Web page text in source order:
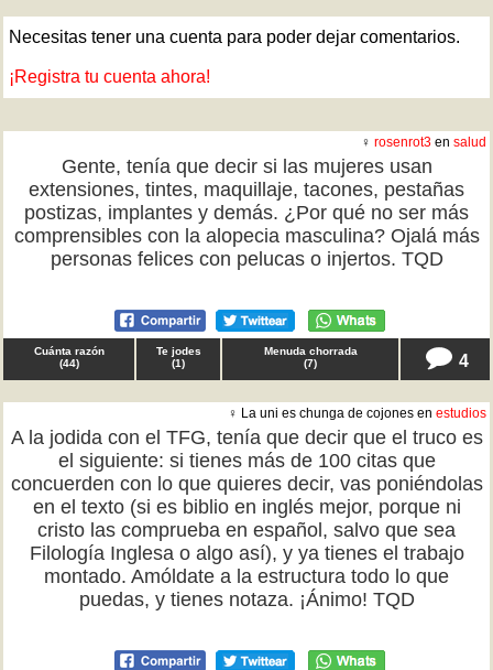
Necesitas tener una cuenta para poder dejar comentarios.
¡Registra tu cuenta ahora!
♀ rosenrot3 en salud
Gente, tenía que decir si las mujeres usan
extensiones, tintes, maquillaje, tacones, pestañas
postizas, implantes y demás. ¿Por qué no ser más
comprensibles con la alopecia masculina? Ojalá más
personas felices con pelucas o injertos. TQD
Cuánta razón
(44)
Te jodes
(1)
Menuda chorrada
(7) 4
♀ La uni es chunga de cojones en estudios
A la jodida con el TFG, tenía que decir que el truco es
el siguiente: si tienes más de 100 citas que
concuerden con lo que quieres decir, vas poniéndolas
en el texto (si es biblio en inglés mejor, porque ni
cristo las comprueba en español, salvo que sea
Filología Inglesa o algo así), y ya tienes el trabajo
montado. Amóldate a la estructura todo lo que
puedas, y tienes notaza. ¡Ánimo! TQD